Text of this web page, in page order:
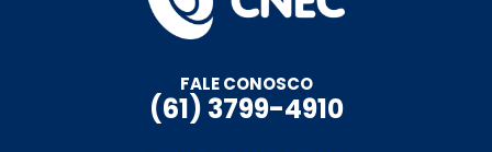
FALE CONOSCO
(61) 3799-4910